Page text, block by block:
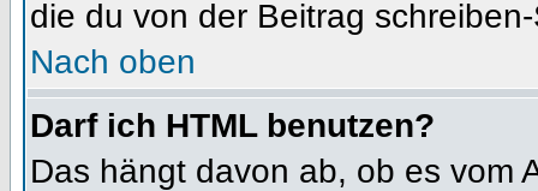
die du von der Beitrag
Nach oben
Darf ich HTML benutzen?
Das hängt davon ab, ob es vom